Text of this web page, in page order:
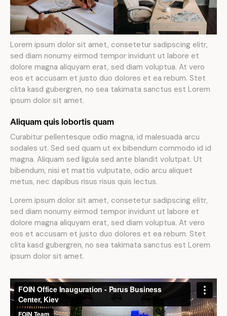
Lorem ipsum dolor sit amet, consetetur sadipscing elitr,
sed diam nonumy eirmod tempor invidunt ut labore et
dolore magna aliquyam erat, sed diam voluptua. At vero
eos et accusam et justo duo dolores et ea rebum. Stet
clita kasd gubergren, no sea takimata sanctus est Lorem
ipsum dolor sit amet.
Aliquam quis lobortis quam
Curabitur pellentesque odio magna, id malesuada arcu
sodales ut. Sed sed quam ut ex bibendum commodo id id
magna. Aliquam sed ligula sed ante blandit volutpat. Ut
bibendum, nisi et mattis vulputate, odio arcu aliquet
metus, nec dapibus risus risus quis lectus.
Lorem ipsum dolor sit amet, consetetur sadipscing elitr,
sed diam nonumy eirmod tempor invidunt ut labore et
dolore magna aliquyam erat, sed diam voluptua. At vero
eos et accusam et justo duo dolores et ea rebum. Stet
clita kasd gubergren, no sea takimata sanctus est Lorem
ipsum dolor sit amet.